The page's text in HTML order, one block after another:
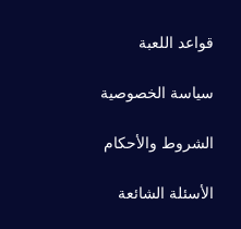
قواعد اللعبة
سياسة الخصوصية
الشروط والأحكام
الأسئلة الشائعة